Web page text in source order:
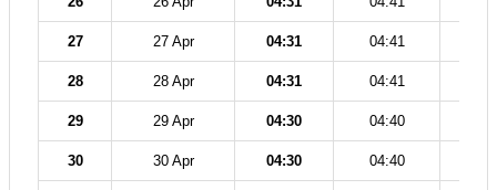
27 27 Apr 04:31 04:41
28 28 Apr 04:31 04:41
29 29 Apr 04:30 04:40
30 30 Apr 04:30 04:40